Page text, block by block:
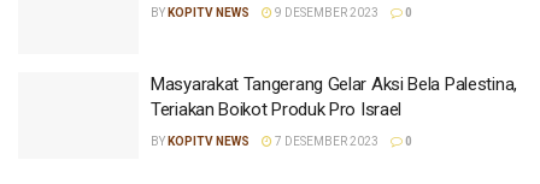
BY KOPITV NEWS 9 DESEMBER 2023 0
Masyarakat Tangerang Gelar Aksi Bela Palestina,
Teriakan Boikot Produk Pro Israel
BY KOPITV NEWS 7 DESEMBER 2023 0